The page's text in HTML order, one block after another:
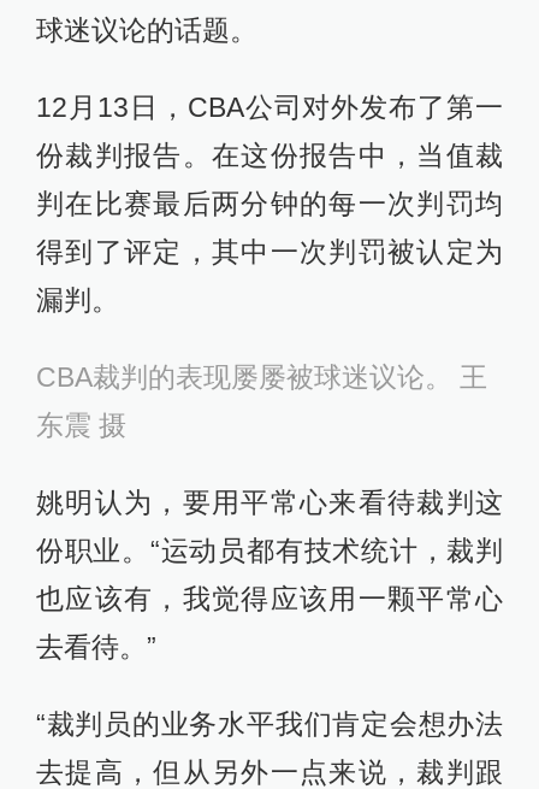
球迷议论的话题。
12月13日，CBA公司对外发布了第一
份裁判报告。在这份报告中，当值裁
判在比赛最后两分钟的每一次判罚均
得到了评定，其中一次判罚被认定为
漏判。
CBA裁判的表现屡屡被球迷议论。 王
东震 摄
姚明认为，要用平常心来看待裁判这
份职业。“运动员都有技术统计，裁判
也应该有，我觉得应该用一颗平常心
去看待。”
“裁判员的业务水平我们肯定会想办法
去提高，但从另外一点来说，裁判跟